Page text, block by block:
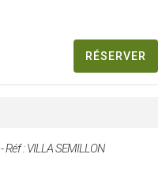
RÉSERVER
- Réf : VILLA SEMILLON